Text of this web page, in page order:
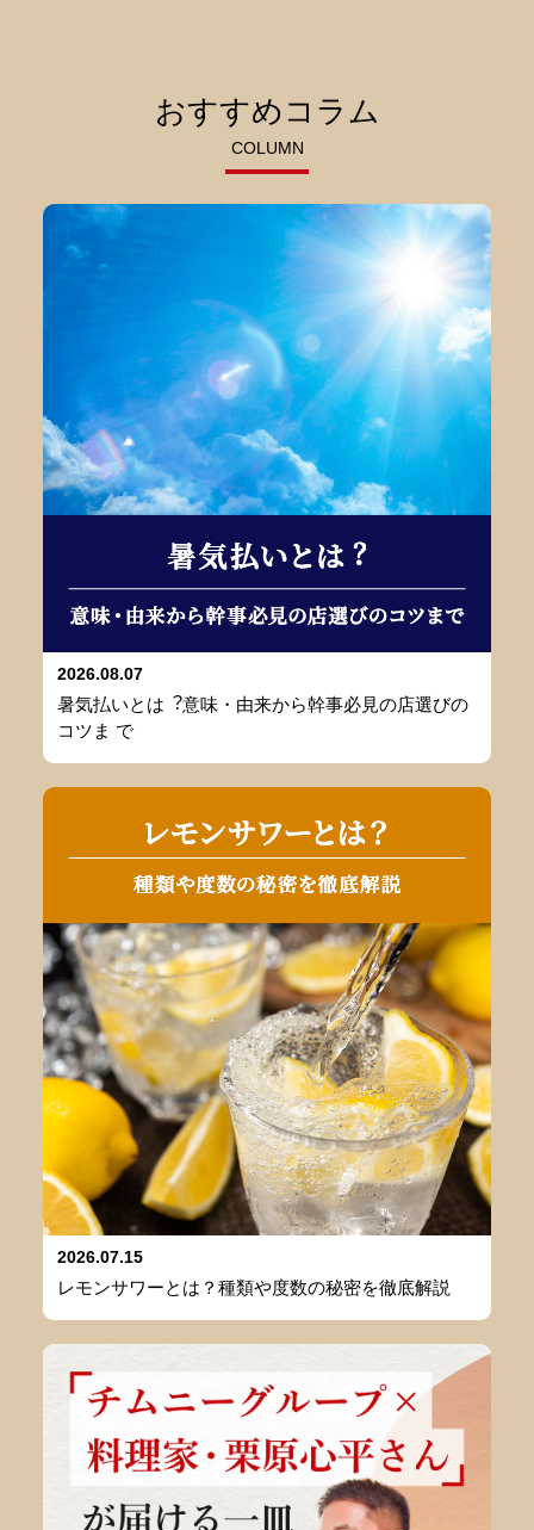
おすすめコラム
COLUMN
2026.08.07
暑気払いとは︖意味・由来から幹事必⾒の店選びの
コツま で
2026.07.15
レモンサワーとは？種類や度数の秘密を徹底解説